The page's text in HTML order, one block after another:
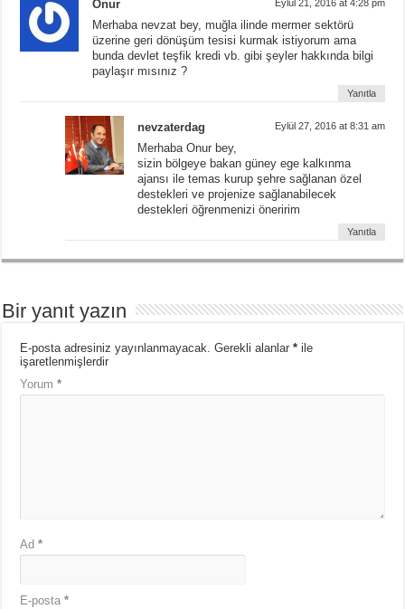
Onur Eylül 21, 2016 at 4:28 pm
Merhaba nevzat bey, muğla ilinde mermer sektörü
üzerine geri dönüşüm tesisi kurmak istiyorum ama
bunda devlet teşfik kredi vb. gibi şeyler hakkında bilgi
paylaşır mısınız ?
Yanıtla
nevzaterdag Eylül 27, 2016 at 8:31 am
Merhaba Onur bey,
sizin bölgeye bakan güney ege kalkınma
ajansı ile temas kurup şehre sağlanan özel
destekleri ve projenize sağlanabilecek
destekleri öğrenmenizi öneririm
Yanıtla
Bir yanıt yazın
E-posta adresiniz yayınlanmayacak. Gerekli alanlar* ile
işaretlenmişlerdir
Yorum*
Ad*
E-posta*